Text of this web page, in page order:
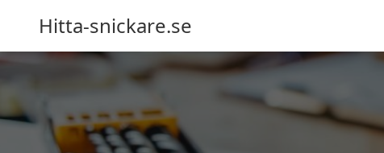
Hitta-snickare.se